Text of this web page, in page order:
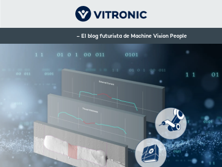
El blog futurista de Machine Vision People